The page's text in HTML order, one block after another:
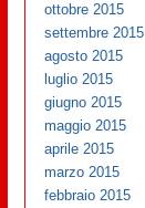
ottobre 2015
settembre 2015
agosto 2015
luglio 2015
giugno 2015
maggio 2015
aprile 2015
marzo 2015
febbraio 2015